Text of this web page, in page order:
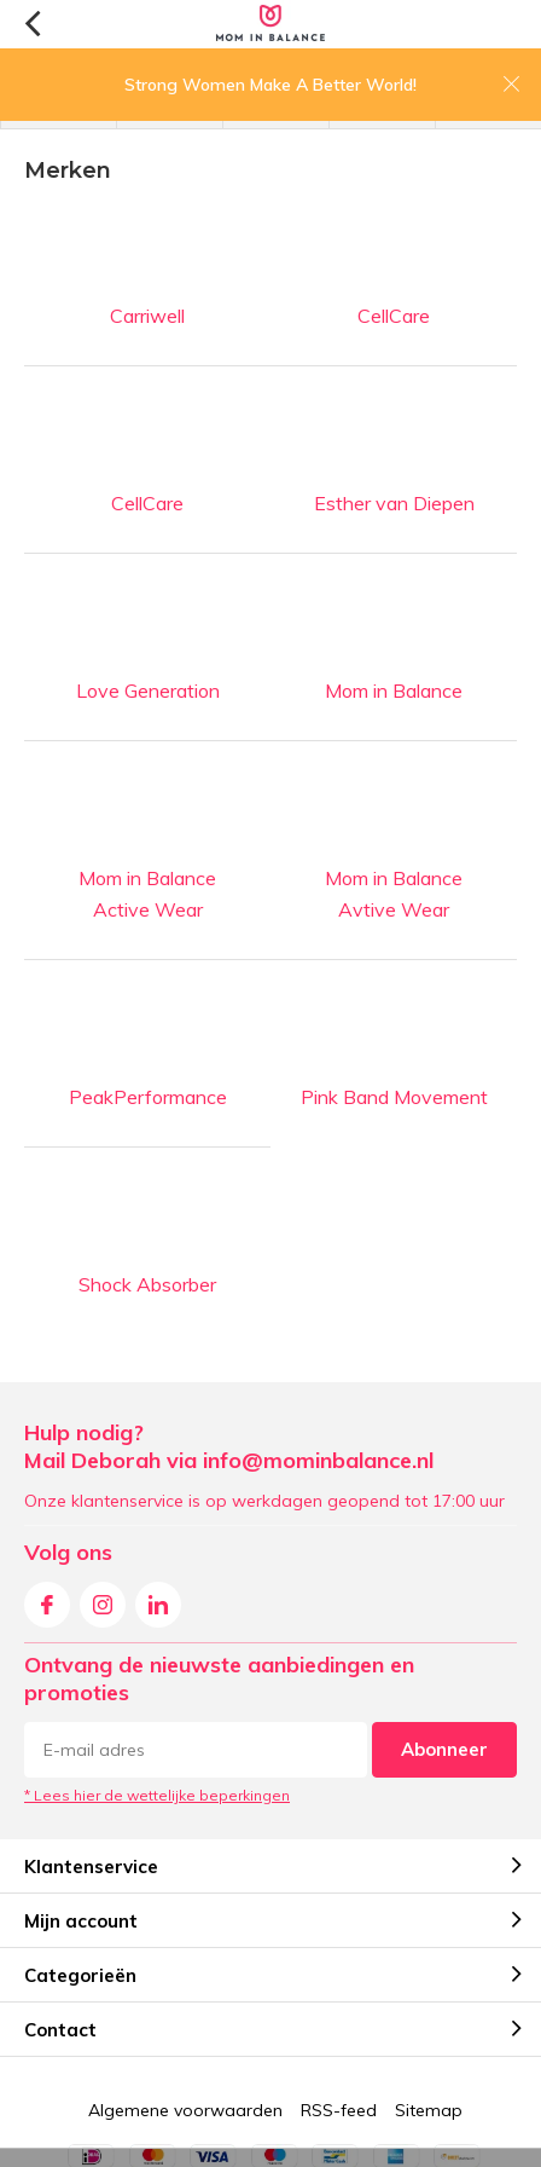
Strong Women Make A Better World!
Merken
Carriwell CellCare
CellCare Esther van Diepen
Love Generation Mom in Balance
Mom in Balance
Active Wear
Mom in Balance
Avtive Wear
PeakPerformance Pink Band Movement
Shock Absorber
Hulp nodig?
Mail Deborah via info@mominbalance.nl
Onze klantenservice is op werkdagen geopend tot 17:00 uur
Volg ons
Ontvang de nieuwste aanbiedingen en
promoties
Abonneer
* Lees hier de wettelijke beperkingen
Klantenservice
Mijn account
Categorieën
Contact
Algemene voorwaarden RSS-feed Sitemap